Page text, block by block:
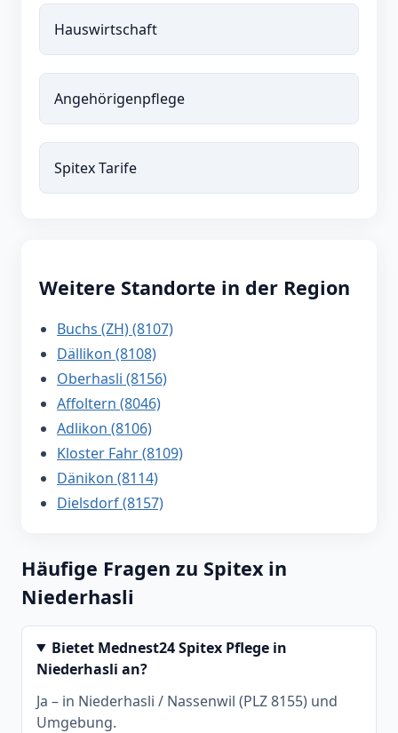
Hauswirtschaft
Angehörigenpflege
Spitex Tarife
Weitere Standorte in der Region
Buchs (ZH) (8107)
Dällikon (8108)
Oberhasli (8156)
Affoltern (8046)
Adlikon (8106)
Kloster Fahr (8109)
Dänikon (8114)
Dielsdorf (8157)
Häufige Fragen zu Spitex in
Niederhasli
Bietet Mednest24 Spitex Pflege in
Niederhasli an?
Ja – in Niederhasli / Nassenwil (PLZ 8155) und
Umgebung.